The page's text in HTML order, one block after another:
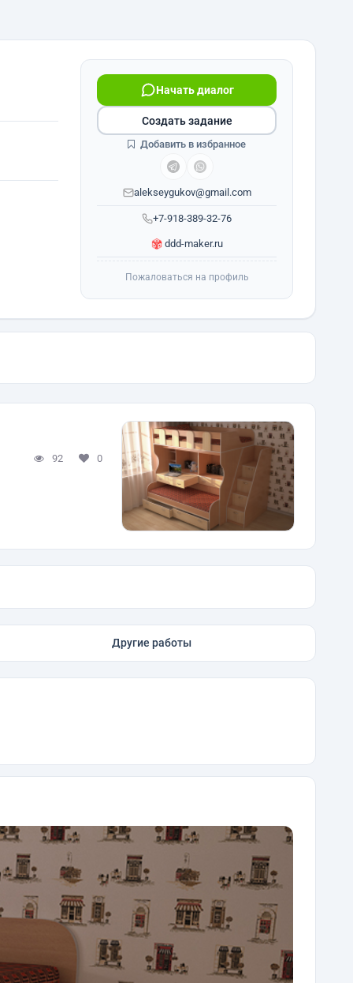
+7-918-389-32-76
Начать диалог
alekseygukov@gmail.com
ddd-maker.ru
Создать задание
Добавить в избранное
Пожаловаться на профиль
92 0
Другие работы